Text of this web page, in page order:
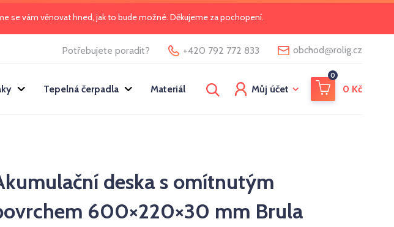
se vám věnovat hned, jak to bude možné. Děkujeme za pochopení.
Potřebujete poradit? +420 792 772 833 obchod@rolig.cz
Tepelná čerpadla Materiál Můj účet
0
0 Kč
deska s omítnutým
600×220×30 mm Brula